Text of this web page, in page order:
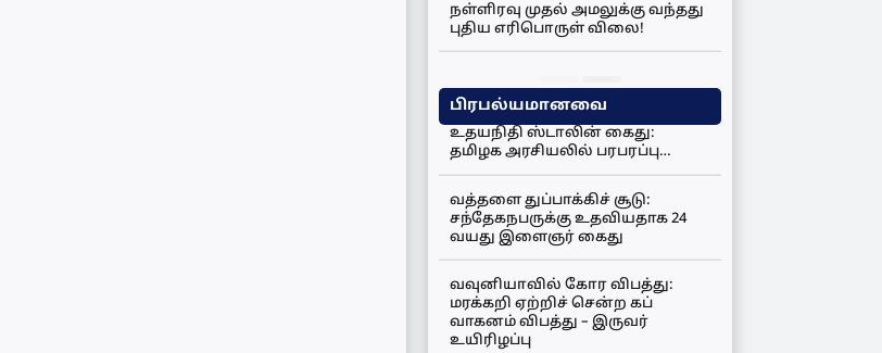
நள்ளிரவு முதல் அமலுக்கு வந்தது
புதிய எரிபொருள் விலை!
பிரபல்யமானவை
உதயநிதி ஸ்டாலின் கைது:
தமிழக அரசியலில் பரபரப்பு…
வத்தளை துப்பாக்கிச் சூடு:
சந்தேகநபருக்கு உதவியதாக 24
வயது இளைஞர் கைது
வவுனியாவில் கோர விபத்து:
மரக்கறி ஏற்றிச் சென்ற கப்
வாகனம் விபத்து – இருவர்
உயிரிழப்பு